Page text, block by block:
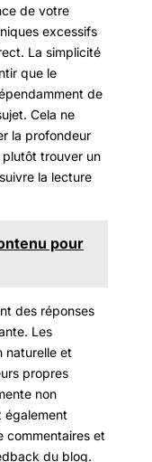
de votre
excessifs
La simplicité
que le
de
Cela ne
la profondeur
plutôt trouver un
la lecture
pour
des réponses
Les
naturelle et
propres
non
également
commentaires et
du blog.